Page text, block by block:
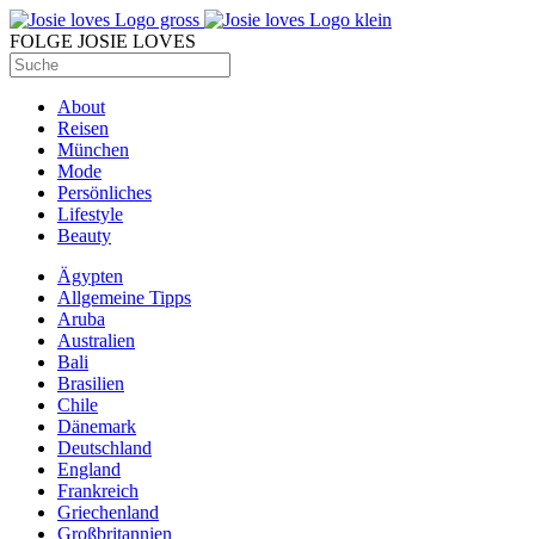
FOLGE JOSIE LOVES
About
Reisen
München
Mode
Persönliches
Lifestyle
Beauty
Ägypten
Allgemeine Tipps
Aruba
Australien
Bali
Brasilien
Chile
Dänemark
Deutschland
England
Frankreich
Griechenland
Großbritannien